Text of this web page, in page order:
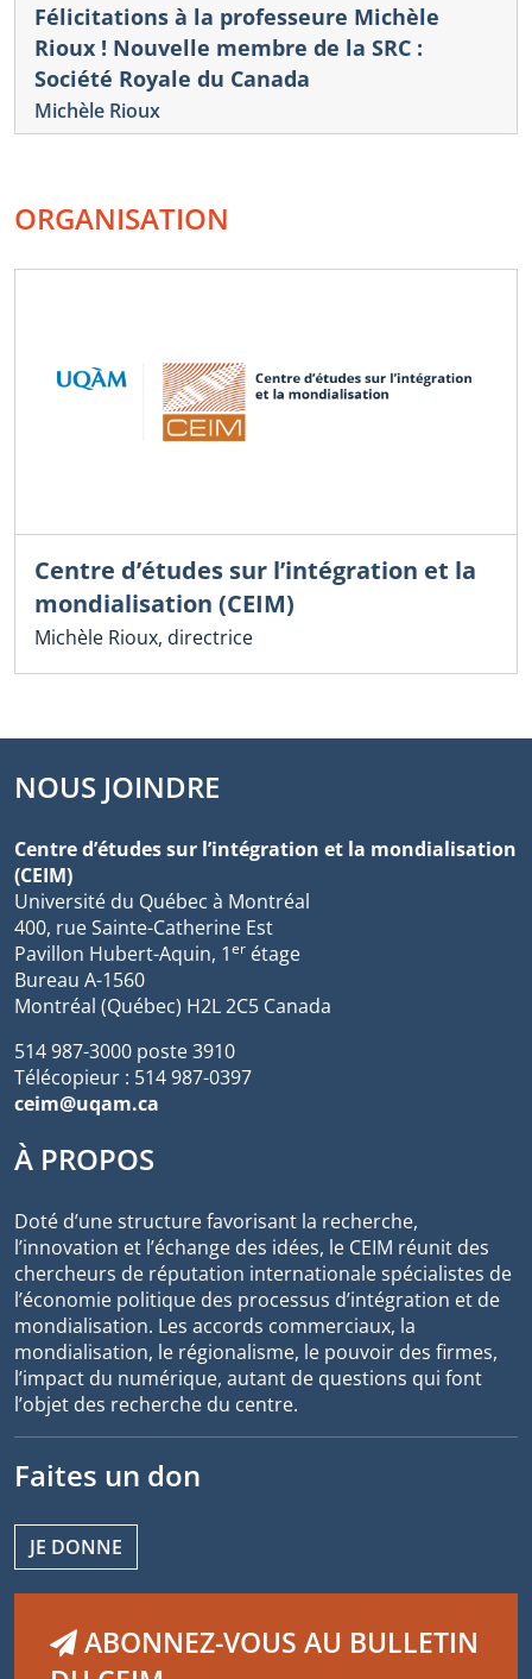
Félicitations à la professeure Michèle
Rioux ! Nouvelle membre de la SRC :
Société Royale du Canada
Michèle Rioux
ORGANISATION
Centre d’études sur l’intégration et la
mondialisation (CEIM)
Michèle Rioux, directrice
NOUS JOINDRE
Centre d’études sur l’intégration et la mondialisation
(CEIM)
Université du Québec à Montréal
400, rue Sainte-Catherine Est
Pavillon Hubert-Aquin, 1er étage
Bureau A-1560
Montréal (Québec) H2L 2C5 Canada
514 987-3000 poste 3910
Télécopieur : 514 987-0397
ceim@uqam.ca
À PROPOS
Doté d’une structure favorisant la recherche,
l’innovation et l’échange des idées, le CEIM réunit des
chercheurs de réputation internationale spécialistes de
l’économie politique des processus d’intégration et de
mondialisation. Les accords commerciaux, la
mondialisation, le régionalisme, le pouvoir des firmes,
l’impact du numérique, autant de questions qui font
l’objet des recherche du centre.
Faites un don
JE DONNE
ABONNEZ-VOUS AU BULLETIN